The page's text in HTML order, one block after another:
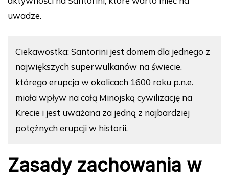
uwadze.
Ciekawostka: Santorini jest domem dla jednego z
największych superwulkanów na świecie,
którego erupcja w okolicach 1600 roku p.n.e.
miała wpływ na całą Minojską cywilizację na
Krecie i jest uważana za jedną z najbardziej
potężnych erupcji w historii.
Zasady zachowania w